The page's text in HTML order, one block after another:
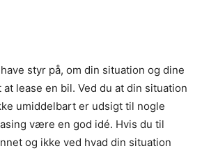
styr på, om din situation og dine
lease en bil. Ved du at din situation
umiddelbart er udsigt til nogle
være en god idé. Hvis du til
og ikke ved hvad din situation